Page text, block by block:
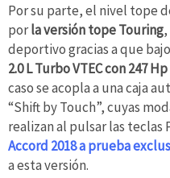
Por su parte, el nivel tope
porla versión tope Touring
deportivo gracias a que
2.0 L Turbo VTEC con 247
caso se acopla a una caja
“Shift by Touch”, cuyas
realizan al pulsar las teclas
Accord 2018 a prueba
a esta versión.